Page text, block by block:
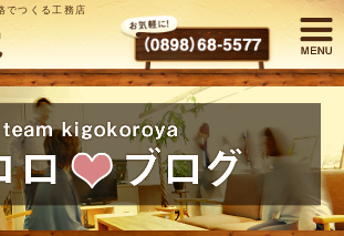
でつくる工務店